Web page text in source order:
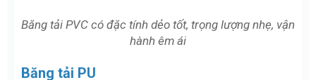
Băng tải PVC có đặc tính dẻo tốt, trọng lượng nhẹ, vận
hành êm ái
Băng tải PU